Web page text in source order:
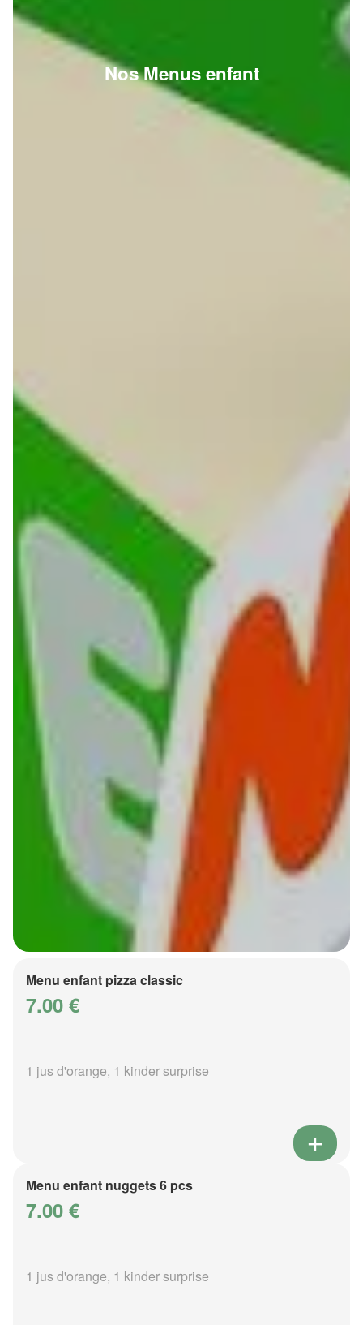
Nos Menus enfant
Menu enfant pizza classic
7.00 €
1 jus d'orange, 1 kinder surprise
Menu enfant nuggets 6 pcs
7.00 €
1 jus d'orange, 1 kinder surprise